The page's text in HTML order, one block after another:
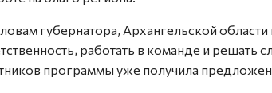
губернатора, Архангельской
работать в команде и решать
программы уже получила